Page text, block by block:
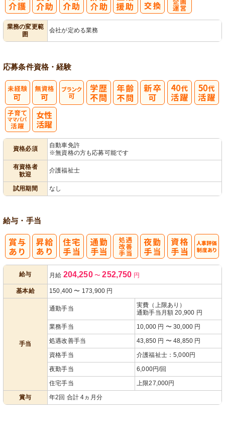
業務の変更範
囲
会社が定める業務
応募条件資格・経験
資格必須
自動車免許
※無資格の方も応募可能です
有資格者
歓迎
介護福祉士
試用期間 なし
給与・手当
給与 月給 204,250 〜 252,750 円
基本給 150,400 〜 173,900 円
手当
通勤手当
実費（上限あり）
通勤手当月額 20,900 円
業務手当
10,000 円 〜 30,000 円
処遇改善手当
43,850 円 〜 48,850 円
資格手当
介護福祉士：5,000円
夜勤手当
6,000円/回
住宅手当
上限27,000円
賞与
年2回 合計 4ヵ月分